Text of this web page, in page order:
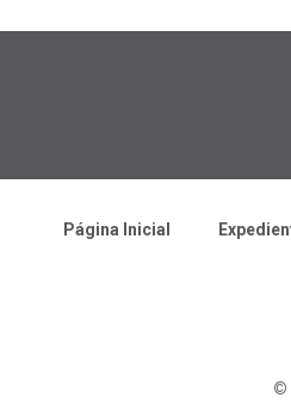
Página Inicial
©